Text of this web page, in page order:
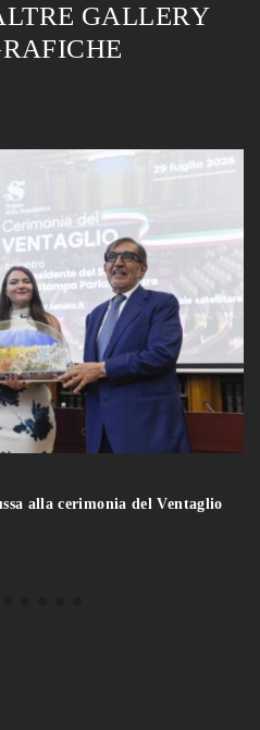
GALLERY
alla cerimonia del Ventaglio